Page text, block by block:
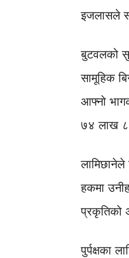
इजलासले
बुटवलको
सामूहिक
आफ्नो
७४ लाख
हकमा
प्रकृतिको
पुर्पक्षका